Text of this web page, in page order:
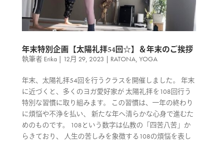
年末特別企画【太陽礼拝54回☆】＆年末のご挨拶
執筆者 Erika| 12月 29, 2023 | RATONA YOGA
年末、太陽礼拝54回を行うクラスを開催しました。 年末
に近づくと、多くのヨガ愛好家が 太陽礼拝を108回行う
特別な習慣に取り組みます。 この習慣は、一年の終わり
に煩悩や不浄を払い、 新たな年へ清らかな心身で進むた
めのものです。 108という数字は仏教の「四苦八苦」か
らきており、 人生の苦しみを象徴する108の煩悩を表し